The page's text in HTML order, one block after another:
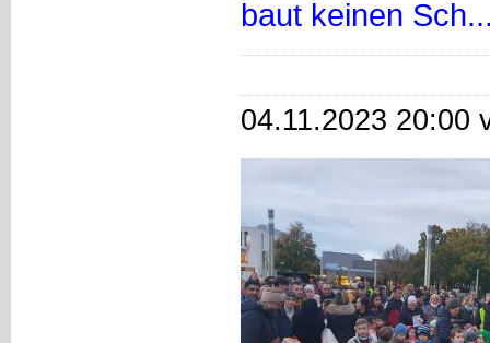
baut keinen
04.11.2023 20:00